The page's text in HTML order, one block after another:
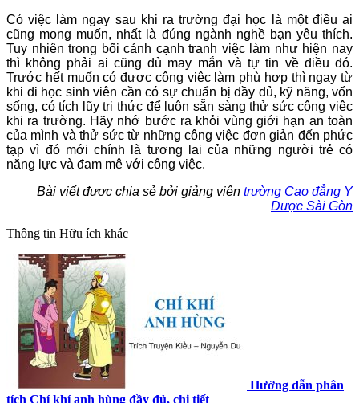
Có việc làm ngay sau khi ra trường đại học là một điều ai
cũng mong muốn, nhất là đúng ngành nghề bạn yêu thích.
Tuy nhiên trong bối cảnh cạnh tranh việc làm như hiện nay
thì không phải ai cũng đủ may mắn và tự tin về điều đó.
Trước hết muốn có được công việc làm phù hợp thì ngay từ
khi đi học sinh viên cần có sự chuẩn bị đầy đủ, kỹ năng, vốn
sống, có tích lũy tri thức để luôn sẵn sàng thử sức công việc
khi ra trường. Hãy nhớ bước ra khỏi vùng giới hạn an toàn
của mình và thử sức từ những công việc đơn giản đến phức
tạp vì đó mới chính là tương lai của những người trẻ có
năng lực và đam mê với công việc.
Bài viết được chia sẻ bởi giảng viên trường Cao đẳng Y
Dược Sài Gòn
Thông tin Hữu ích khác
Hướng dẫn phân
tích Chí khí anh hùng đầy đủ, chi tiết